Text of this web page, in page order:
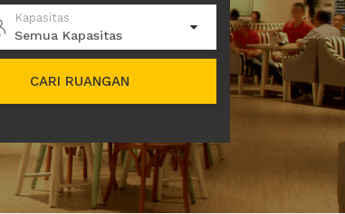
Kapasitas
Semua Kapasitas
CARI RUANGAN